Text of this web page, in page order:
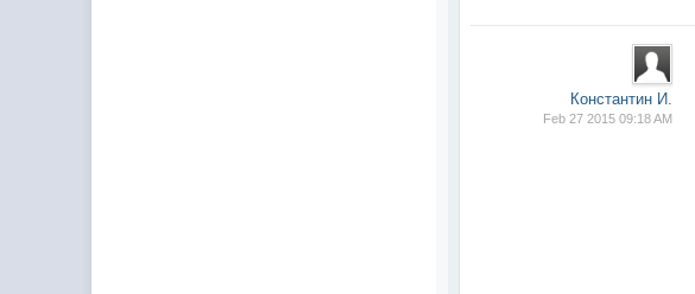
Константин И.
Feb 27 2015 09:18 AM